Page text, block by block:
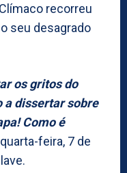
recorreu
seu desagrado
os gritos do
a dissertar sobre
Como é
feira, 7 de